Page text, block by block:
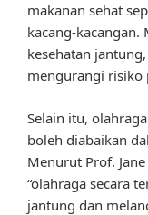
makanan sehat
kacang-kacangan.
kesehatan
mengurangi risiko
Selain itu,
boleh diabaikan
Menurut Prof.
“olahraga secara
jantung dan